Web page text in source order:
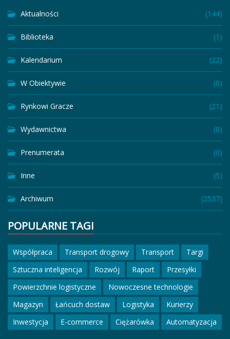
Aktualności (144)
Biblioteka (1)
Kalendarium (22)
W Obiektywie (0)
Rynkowi Gracze (21)
Wydawnictwa (0)
Prenumerata (0)
Inne (5)
Archiwum (2537)
POPULARNE TAGI
Współpraca Transport drogowy Transport
Targi
Sztuczna inteligencja
Rozwój Raport
Przesyłki
Powierzchnie logistyczne
Nowoczesne technologie
Magazyn
Łańcuch dostaw Logistyka
Kurierzy
Inwestycja
E-commerce Ciężarówka Automatyzacja